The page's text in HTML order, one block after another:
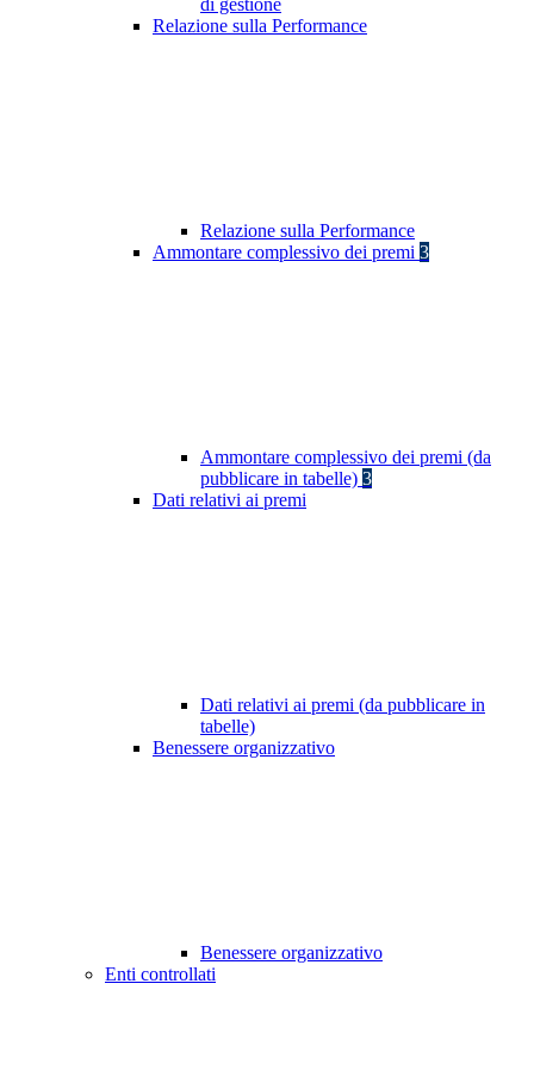
di gestione
Relazione sulla Performance
Relazione sulla Performance
Ammontare complessivo dei premi 3
Ammontare complessivo dei premi (da
pubblicare in tabelle) 3
Dati relativi ai premi
Dati relativi ai premi (da pubblicare in
tabelle)
Benessere organizzativo
Benessere organizzativo
Enti controllati